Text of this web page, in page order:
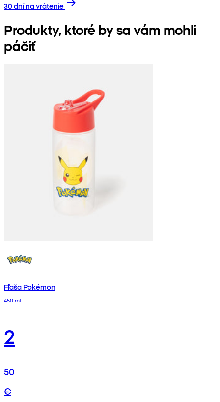
30 dní na vrátenie
Produkty, ktoré by sa vám mohli
páčiť
Fľaša Pokémon
450 ml
2
50
€